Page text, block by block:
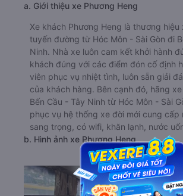
a. Giới thiệu xe Phương Heng
Xe khách Phương Heng là thương hiệu
tuyến đường từ Hóc Môn - Sài Gòn đi
Ninh. Nhà xe luôn cam kết khởi hành
khách đúng với các điểm đón cố định
viên phục vụ nhiệt tình, luôn sẵn giải
của khách hàng. Bên cạnh đó, hãng
Bến Cầu - Tây Ninh từ Hóc Môn - Sài
phục vụ hệ thống xe đời mới cung cấp
sang trọng, có wifi, khăn lạnh, nước
b. Hình ảnh xe Phương Heng